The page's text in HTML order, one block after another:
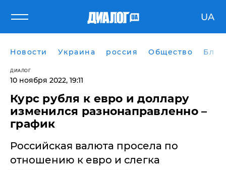
UA
Новости Украина россия Общество
ДИАЛОГ
10 ноября 2022, 19:11
Курс рубля к евро и доллару
изменился разнонаправленно –
график
Российская валюта просела по
отношению к евро и слегка